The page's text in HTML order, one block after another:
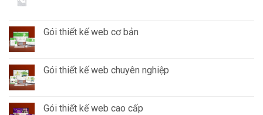
Gói thiết kế web cơ bản
Gói thiết kế web chuyên nghiệp
Gói thiết kế web cao cấp